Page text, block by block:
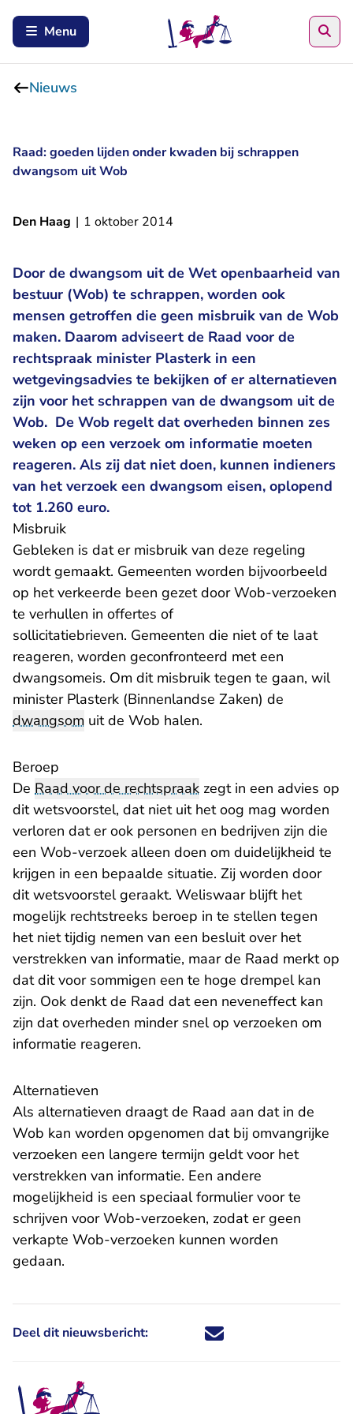
Menu
Nieuws
Raad: goeden lijden onder kwaden bij schrappen
dwangsom uit Wob
Den Haag | 1 oktober 2014
Door de dwangsom uit de Wet openbaarheid van
bestuur (Wob) te schrappen, worden ook
mensen getroffen die geen misbruik van de Wob
maken. Daarom adviseert de Raad voor de
rechtspraak minister Plasterk in een
wetgevingsadvies te bekijken of er alternatieven
zijn voor het schrappen van de dwangsom uit de
Wob. De Wob regelt dat overheden binnen zes
weken op een verzoek om informatie moeten
reageren. Als zij dat niet doen, kunnen indieners
van het verzoek een dwangsom eisen, oplopend
tot 1.260 euro.
Misbruik
Gebleken is dat er misbruik van deze regeling
wordt gemaakt. Gemeenten worden bijvoorbeeld
op het verkeerde been gezet door Wob-verzoeken
te verhullen in offertes of
sollicitatiebrieven. Gemeenten die niet of te laat
reageren, worden geconfronteerd met een
dwangsomeis. Om dit misbruik tegen te gaan, wil
minister Plasterk (Binnenlandse Zaken) de
dwangsom uit de Wob halen.
Beroep
De Raad voor de rechtspraak zegt in een advies op
dit wetsvoorstel, dat niet uit het oog mag worden
verloren dat er ook personen en bedrijven zijn die
een Wob-verzoek alleen doen om duidelijkheid te
krijgen in een bepaalde situatie. Zij worden door
dit wetsvoorstel geraakt. Weliswaar blijft het
mogelijk rechtstreeks beroep in te stellen tegen
het niet tijdig nemen van een besluit over het
verstrekken van informatie, maar de Raad merkt op
dat dit voor sommigen een te hoge drempel kan
zijn. Ook denkt de Raad dat een neveneffect kan
zijn dat overheden minder snel op verzoeken om
informatie reageren.
Alternatieven
Als alternatieven draagt de Raad aan dat in de
Wob kan worden opgenomen dat bij omvangrijke
verzoeken een langere termijn geldt voor het
verstrekken van informatie. Een andere
mogelijkheid is een speciaal formulier voor te
schrijven voor Wob-verzoeken, zodat er geen
verkapte Wob-verzoeken kunnen worden
gedaan.
Deel dit nieuwsbericht: Deel dit nieuwsbericht via X -
Deel dit nieuwsbericht via
Deel dit nieuwsbericht
Deel dit